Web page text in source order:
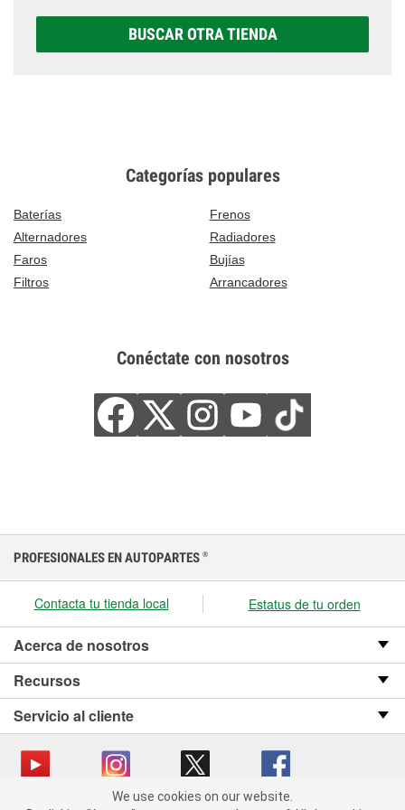
BUSCAR OTRA TIENDA
Categorías populares
Baterías
Frenos
Alternadores
Radiadores
Faros
Bujías
Filtros
Arrancadores
Conéctate con nosotros
We use cookies on our website. By clicking "Accept", you consent
PROFESIONALES EN AUTOPARTES ®
Contacta tu tienda local Estatus de tu orden
Acerca de nosotros
Recursos
Servicio al cliente
We use cookies on our website.